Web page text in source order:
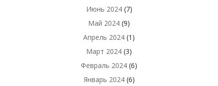
Июнь 2024(7)
Май 2024 (9)
Апрель 2024 (1)
Март 2024 (3)
Февраль 2024 (6)
Январь 2024(6)